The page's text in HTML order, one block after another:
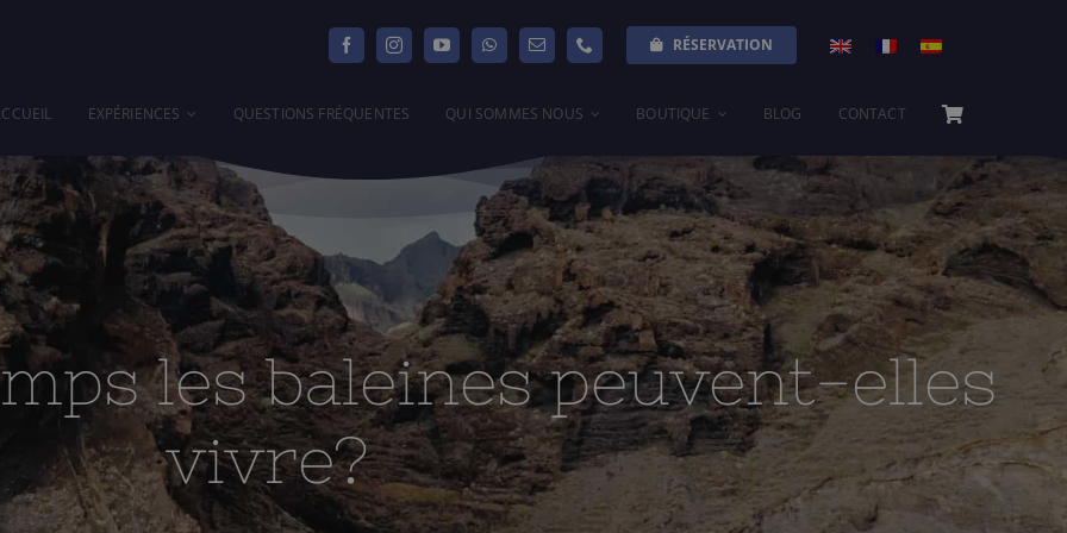
RÉSERVATION
EXPÉRIENCES QUESTIONS FRÉQUENTES QUI SOMMES NOUS BOUTIQUE BLOG CONTACT
vivre?
les baleines peuvent-elles
vivre?